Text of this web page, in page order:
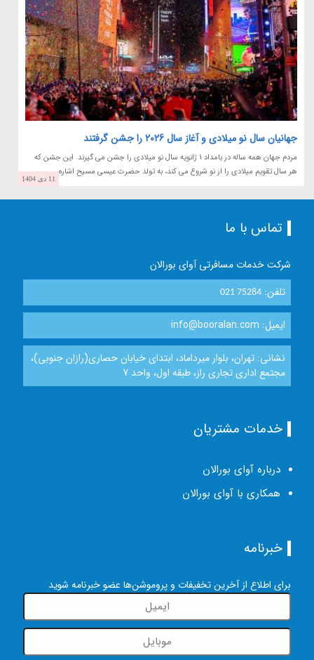
جهانیان سال نو میلادی و آغاز سال 2026 را جشن گرفتند
مردم جهان همه ساله در بامداد 1 ژانویه سال نو میلادی را جشن می گیرند. این جشن که
هر سال تقویم میلادی را از نو شروع می کند، به تولد حضرت عیسی مسیح اشاره...
11 دی 1404
تماس با ما
شرکت خدمات مسافرتی آوای بورالان
تلفن:021 75284
ایمیل: info@booralan.com
نشانی: تهران، بلوار میرداماد، ابتدای خیابان حصاری(رازان جنوبی)،
مجتمع اداری تجاری راز، طبقه اول، واحد 7
خدمات مشتریان
درباره آوای بورالان
همکاری با آوای بورالان
خبرنامه
برای اطلاع از آخرین تخفیفات و پروموشن‌ها عضو خبرنامه شوید